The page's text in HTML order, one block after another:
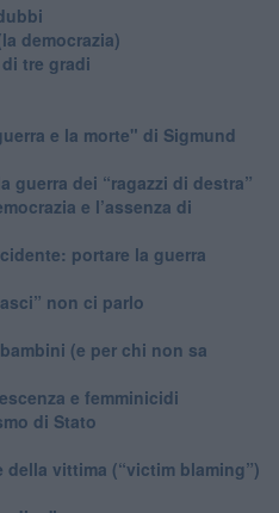
democrazia)
tre gradi
e la morte" di Sigmund
guerra dei “ragazzi di destra”
e l’assenza di
portare la guerra
non ci parlo
(e per chi non sa
e femminicidi
di Stato
della vittima (“victim blaming”)